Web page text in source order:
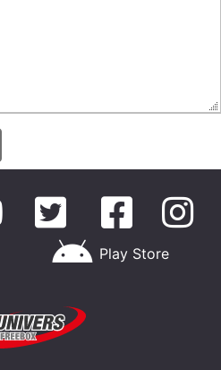
Play Store